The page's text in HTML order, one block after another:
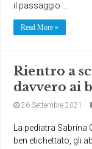
il passaggio …
Read More »
Rientro a
davvero ai
26 Settembre 2021
La pediatra
ben etichettato, gli